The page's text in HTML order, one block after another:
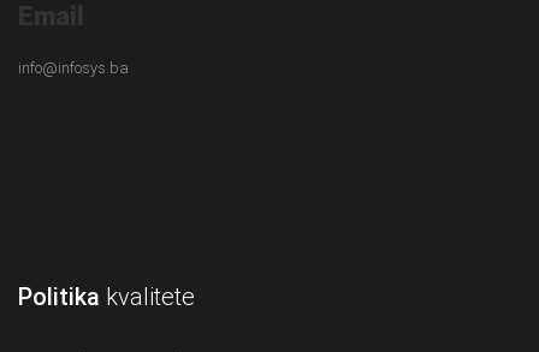
Email
info@infosys.ba
Politika kvalitete